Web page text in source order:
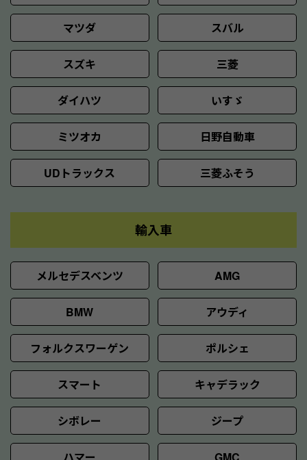
マツダ スバル
スズキ 三菱
ダイハツ いすゞ
ミツオカ 日野自動車
UDトラックス 三菱ふそう
輸入車
メルセデスベンツ AMG
BMW アウディ
フォルクスワーゲン ポルシェ
スマート キャデラック
シボレー ジープ
ハマー GMC